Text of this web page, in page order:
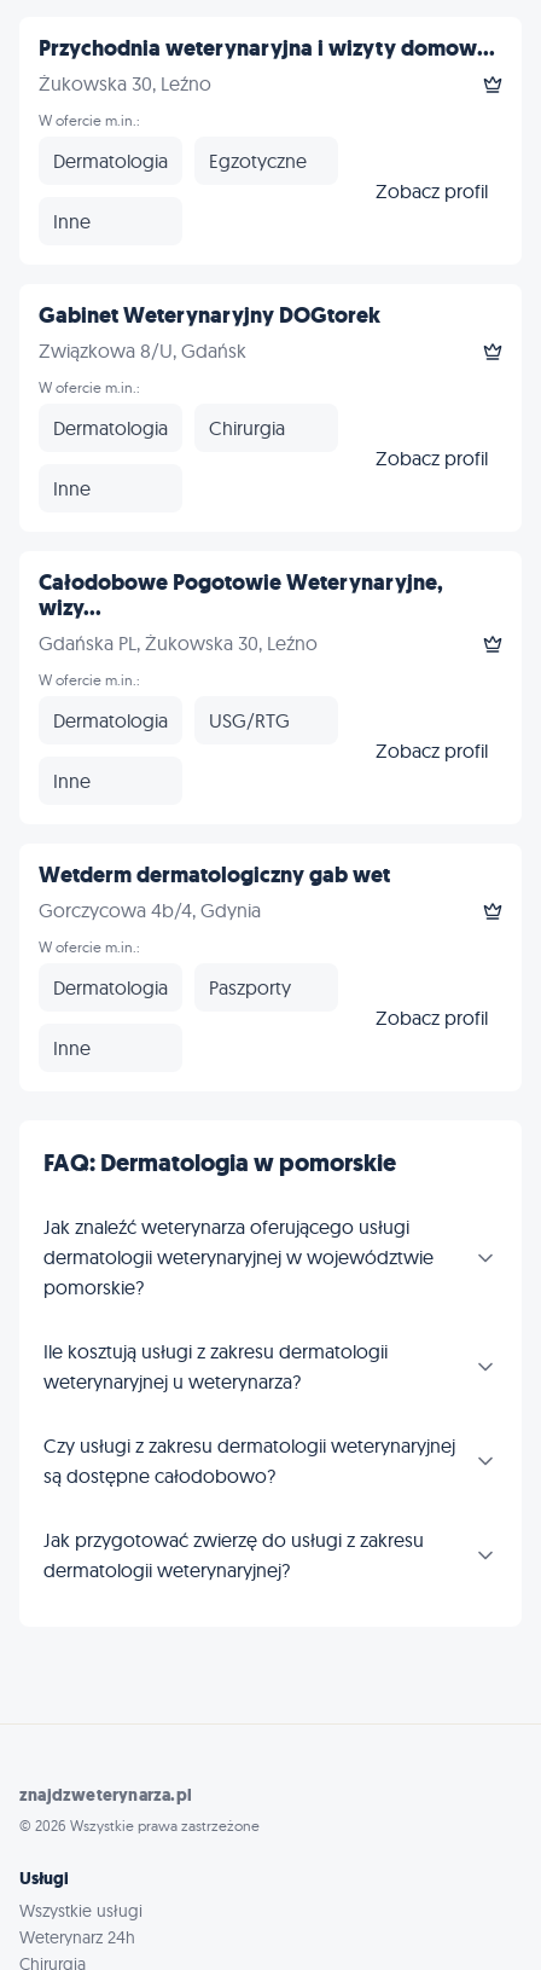
Przychodnia weterynaryjna i wizyty domow...
Żukowska 30, Leźno
W ofercie m.in.:
Dermatologia Egzotyczne
Inne
Zobacz profil
Gabinet Weterynaryjny DOGtorek
Związkowa 8/U, Gdańsk
W ofercie m.in.:
Dermatologia Chirurgia
Inne
Zobacz profil
Całodobowe Pogotowie Weterynaryjne,
wizy...
Gdańska PL, Żukowska 30, Leźno
W ofercie m.in.:
Dermatologia USG/RTG
Inne
Zobacz profil
Wetderm dermatologiczny gab wet
Gorczycowa 4b/4, Gdynia
W ofercie m.in.:
Dermatologia Paszporty
Inne
Zobacz profil
FAQ: Dermatologia w pomorskie
Jak znaleźć weterynarza oferującego usługi
dermatologii weterynaryjnej w województwie
pomorskie?
Ile kosztują usługi z zakresu dermatologii
weterynaryjnej u weterynarza?
Czy usługi z zakresu dermatologii weterynaryjnej
są dostępne całodobowo?
Jak przygotować zwierzę do usługi z zakresu
dermatologii weterynaryjnej?
znajdzweterynarza.pl
© 2026 Wszystkie prawa zastrzeżone
Usługi
Wszystkie usługi
Weterynarz 24h
Chirurgia